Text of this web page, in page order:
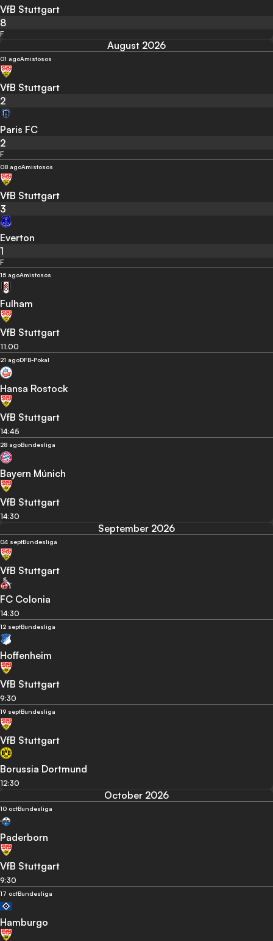
VfB Stuttgart
8
F
August 2026
01 agoAmistosos
VfB Stuttgart
2
Paris FC
2
F
08 agoAmistosos
VfB Stuttgart
3
Everton
1
F
15 agoAmistosos
Fulham
VfB Stuttgart
11:00
21 agoDFB-Pokal
Hansa Rostock
VfB Stuttgart
14:45
28 agoBundesliga
Bayern Múnich
VfB Stuttgart
14:30
September 2026
04 septBundesliga
VfB Stuttgart
FC Colonia
14:30
12 septBundesliga
Hoffenheim
VfB Stuttgart
9:30
19 septBundesliga
VfB Stuttgart
Borussia Dortmund
12:30
October 2026
10 octBundesliga
Paderborn
VfB Stuttgart
9:30
17 octBundesliga
Hamburgo